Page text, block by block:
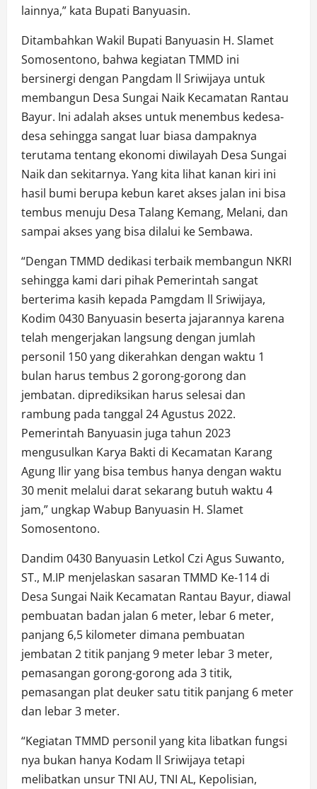
lainnya,” kata Bupati Banyuasin.
Ditambahkan Wakil Bupati Banyuasin H. Slamet
Somosentono, bahwa kegiatan TMMD ini
bersinergi dengan Pangdam ll Sriwijaya untuk
membangun Desa Sungai Naik Kecamatan Rantau
Bayur. Ini adalah akses untuk menembus kedesa-
desa sehingga sangat luar biasa dampaknya
terutama tentang ekonomi diwilayah Desa Sungai
Naik dan sekitarnya. Yang kita lihat kanan kiri ini
hasil bumi berupa kebun karet akses jalan ini bisa
tembus menuju Desa Talang Kemang, Melani, dan
sampai akses yang bisa dilalui ke Sembawa.
“Dengan TMMD dedikasi terbaik membangun NKRI
sehingga kami dari pihak Pemerintah sangat
berterima kasih kepada Pamgdam ll Sriwijaya,
Kodim 0430 Banyuasin beserta jajarannya karena
telah mengerjakan langsung dengan jumlah
personil 150 yang dikerahkan dengan waktu 1
bulan harus tembus 2 gorong-gorong dan
jembatan. diprediksikan harus selesai dan
rambung pada tanggal 24 Agustus 2022.
Pemerintah Banyuasin juga tahun 2023
mengusulkan Karya Bakti di Kecamatan Karang
Agung Ilir yang bisa tembus hanya dengan waktu
30 menit melalui darat sekarang butuh waktu 4
jam,” ungkap Wabup Banyuasin H. Slamet
Somosentono.
Dandim 0430 Banyuasin Letkol Czi Agus Suwanto,
ST., M.IP menjelaskan sasaran TMMD Ke-114 di
Desa Sungai Naik Kecamatan Rantau Bayur, diawal
pembuatan badan jalan 6 meter, lebar 6 meter,
panjang 6,5 kilometer dimana pembuatan
jembatan 2 titik panjang 9 meter lebar 3 meter,
pemasangan gorong-gorong ada 3 titik,
pemasangan plat deuker satu titik panjang 6 meter
dan lebar 3 meter.
“Kegiatan TMMD personil yang kita libatkan fungsi
nya bukan hanya Kodam ll Sriwijaya tetapi
melibatkan unsur TNI AU, TNI AL, Kepolisian,